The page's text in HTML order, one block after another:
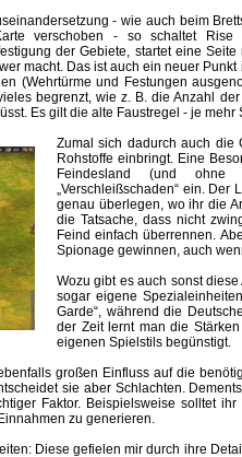
- wie auch beim
verschoben - so schaltet
der Gebiete, startet eine
macht. Das ist auch ein neuer
(Wehrtürme und Festungen
begrenzt, wie z. B. die Anzahl
Es gilt die alte Faustregel - je
Zumal sich dadurch auch die
Rohstoffe einbringt. Eine
Feindesland (und ohne
„Verschleißschaden“ ein. Der
genau überlegen, wo ihr die
die Tatsache, dass nicht
Feind einfach überrennen.
Spionage gewinnen, auch
Wozu gibt es auch sonst
sogar eigene
Garde“, während die
der Zeit lernt man die
eigenen Spielstils begünstigt.
großen Einfluss auf die
sie aber Schlachten.
Faktor. Beispielsweise solltet
zu generieren.
Diese gefielen mir durch ihre